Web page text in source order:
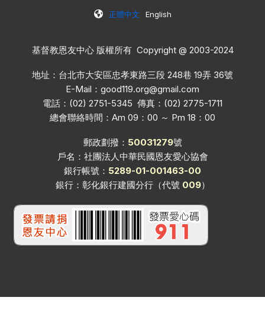
正體中文 English
基督教恩友中心 版權所有 Copyright @ 2003-2024
地址：台北市大安區忠孝東路三段 248巷 19弄 36號
E-Mail： good119.org@gmail.com
電話：(02) 2751-5345 傳真：(02) 2775-1711
總會聯絡時間：Am 09：00 ～ Pm 18：00
郵政劃撥： 50031279號
戶名：社團法人中華民國恩友愛心協會
銀行帳號： 5289-01-001463-00
銀行：彰化銀行建國分行（代號 009）